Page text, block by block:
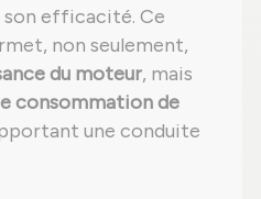
efficacité. Ce
non seulement,
du moteur, mais
consommation de
une conduite